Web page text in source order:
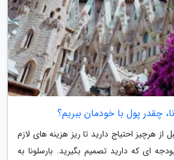
چقدر پول با خودمان ببریم؟
از هرچیز احتیاج دارید تا ریز هزینه های لازم
ای که دارید تصمیم بگیرید. بارسلونا به